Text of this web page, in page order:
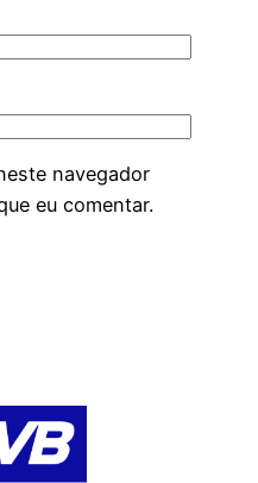
navegador
eu comentar.